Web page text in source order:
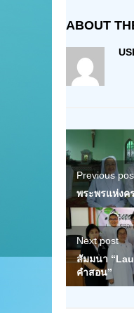
ABOUT
Previous
พระพรแห่ง
Next post
สัมมนา
คำสอน”